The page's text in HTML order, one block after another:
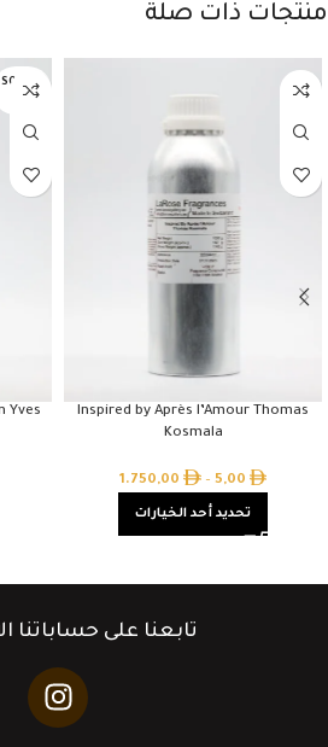
منتجات ذات صلة
Inspired by Après l’Amour Thomas
Kosmala
5,00
–
1.750,00
تحديد أحد الخيارات
SOLD O
UT
Yves
تابعنا على حساباتنا